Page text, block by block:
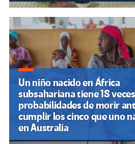
Un niño nacido en África
subsahariana tiene 18
probabilidades de morir
cumplir los cinco que uno
en Australia